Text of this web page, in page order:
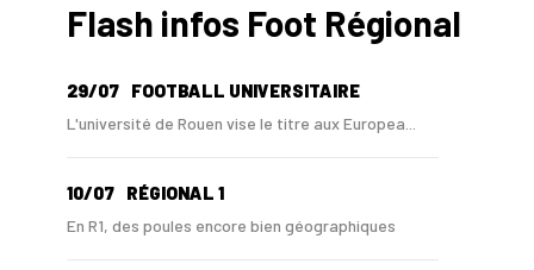
Flash infos Foot Régional
29/07 FOOTBALL UNIVERSITAIRE
L'université de Rouen vise le titre aux Europea...
10/07 RÉGIONAL 1
En R1, des poules encore bien géographiques